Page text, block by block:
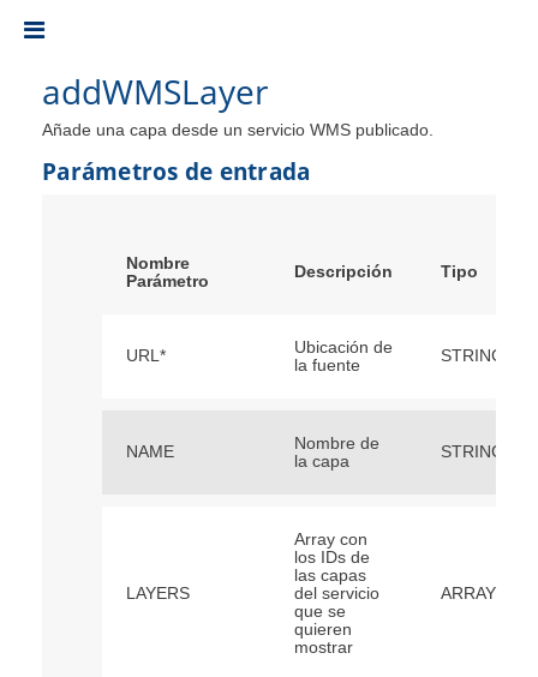
addWMSLayer
Añade una capa desde un servicio WMS publicado.
Parámetros de entrada
Nombre
Parámetro
Descripción Tipo
URL*
Ubicación de
la fuente
STRING
NAME
Nombre de
la capa
STRING
LAYERS
Array con
los IDs de
las capas
del servicio
que se
quieren
mostrar